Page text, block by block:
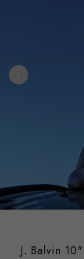
J. Balvin